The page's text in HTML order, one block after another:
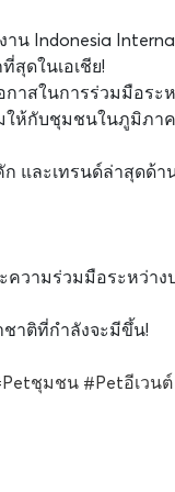
าน Indonesia
สุดในเอเชีย!
กาสในการร่วมมือระ
ให้กับชุมชนในภูมิภา
และเทรนด์ล่าสุดด้า
ความร่วมมือระหว่าง
าติที่กำลังจะมีขึ้น!
ชุมชน #Petอีเวนต์